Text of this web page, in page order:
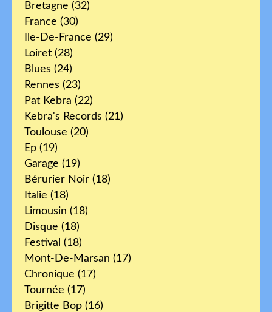
Bretagne (32)
France (30)
Ile-De-France (29)
Loiret (28)
Blues (24)
Rennes (23)
Pat Kebra (22)
Kebra's Records (21)
Toulouse (20)
Ep (19)
Garage (19)
Bérurier Noir (18)
Italie (18)
Limousin (18)
Disque (18)
Festival (18)
Mont-De-Marsan (17)
Chronique (17)
Tournée (17)
Brigitte Bop (16)